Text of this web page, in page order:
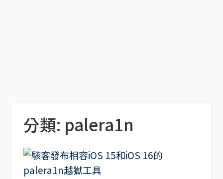
分類: palera1n